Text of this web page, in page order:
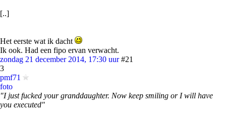
[..]
Het eerste wat ik dacht
Ik ook. Had een fipo ervan verwacht.
zondag 21 december 2014, 17:30 uur #21
3
pmf71
foto
"I just fucked your granddaughter. Now keep smiling or I will have
you executed"